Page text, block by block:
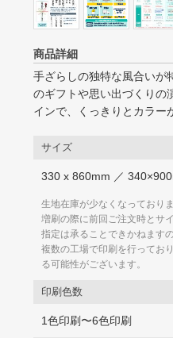
商品詳細
手ざらしの独特な風合いが
のギフトや思い出づくりの
インで、くっきりとカラー
サイズ
330 x 860mm ／
生地在庫が少なくなっており
増刷の際に前回ご注文時とサ
指定は承ることできかねます
複数の工場で印刷を行ってお
る可能性がございます。
印刷色数
1色印刷〜6色印刷